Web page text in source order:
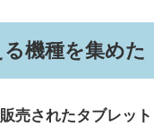
機種を集めた
売されたタブレット